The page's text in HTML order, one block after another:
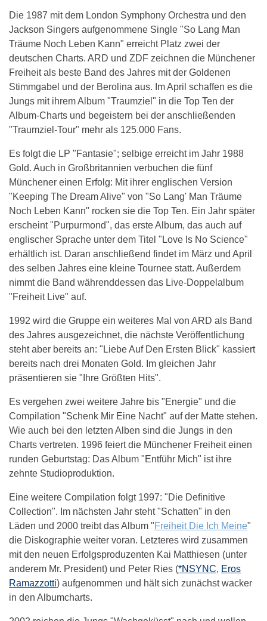
Die 1987 mit dem London Symphony Orchestra und den
Jackson Singers aufgenommene Single "So Lang Man
Träume Noch Leben Kann" erreicht Platz zwei der
deutschen Charts. ARD und ZDF zeichnen die Münchener
Freiheit als beste Band des Jahres mit der Goldenen
Stimmgabel und der Berolina aus. Im April schaffen es die
Jungs mit ihrem Album "Traumziel" in die Top Ten der
Album-Charts und begeistern bei der anschließenden
"Traumziel-Tour" mehr als 125.000 Fans.
Es folgt die LP "Fantasie"; selbige erreicht im Jahr 1988
Gold. Auch in Großbritannien verbuchen die fünf
Münchener einen Erfolg: Mit ihrer englischen Version
"Keeping The Dream Alive" von "So Lang' Man Träume
Noch Leben Kann" rocken sie die Top Ten. Ein Jahr später
erscheint "Purpurmond", das erste Album, das auch auf
englischer Sprache unter dem Titel "Love Is No Science"
erhältlich ist. Daran anschließend findet im März und April
des selben Jahres eine kleine Tournee statt. Außerdem
nimmt die Band währenddessen das Live-Doppelalbum
"Freiheit Live" auf.
1992 wird die Gruppe ein weiteres Mal von ARD als Band
des Jahres ausgezeichnet, die nächste Veröffentlichung
steht aber bereits an: "Liebe Auf Den Ersten Blick" kassiert
bereits nach drei Monaten Gold. Im gleichen Jahr
präsentieren sie "Ihre Größten Hits".
Es vergehen zwei weitere Jahre bis "Energie" und die
Compilation "Schenk Mir Eine Nacht" auf der Matte stehen.
Wie auch bei den letzten Alben sind die Jungs in den
Charts vertreten. 1996 feiert die Münchener Freiheit einen
runden Geburtstag: Das Album "Entführ Mich" ist ihre
zehnte Studioproduktion.
Eine weitere Compilation folgt 1997: "Die Definitive
Collection". Im nächsten Jahr steht "Schatten" in den
Läden und 2000 treibt das Album "Freiheit Die Ich Meine"
die Diskographie weiter voran. Letzteres wird zusammen
mit den neuen Erfolgsproduzenten Kai Matthiesen (unter
anderem Mr. President) und Peter Ries (*NSYNC, Eros
Ramazzotti) aufgenommen und hält sich zunächst wacker
in den Albumcharts.